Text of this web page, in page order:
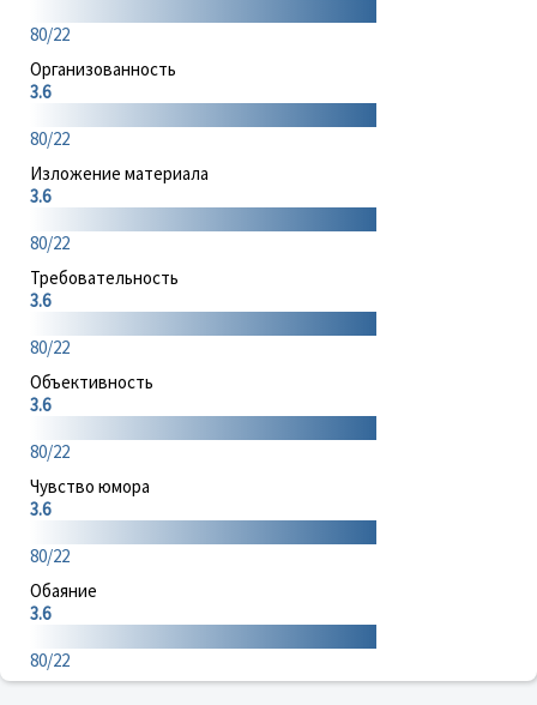
80/22
Организованность
3.6
80/22
Изложение материала
3.6
80/22
Требовательность
3.6
80/22
Объективность
3.6
80/22
Чувство юмора
3.6
80/22
Обаяние
3.6
80/22